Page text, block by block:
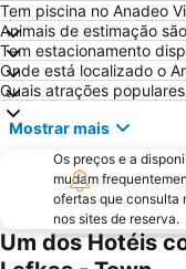
Tem piscina no Anadeo
Animais de estimação
Tem estacionamento
Onde está localizado o
Quais atrações
Mostrar mais
Os preços e a
mudam
ofertas que consulta
nos sites de reserva.
Um dos Hotéis